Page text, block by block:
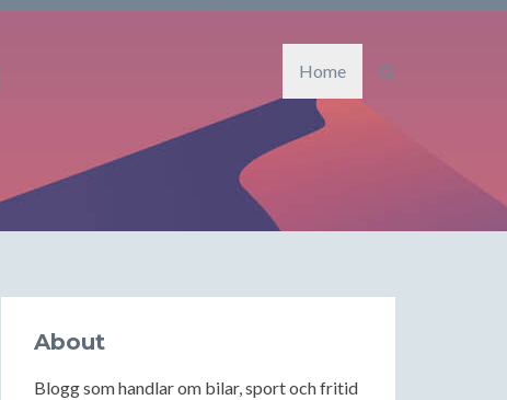
Home
About
Blogg som handlar om bilar, sport och fritid